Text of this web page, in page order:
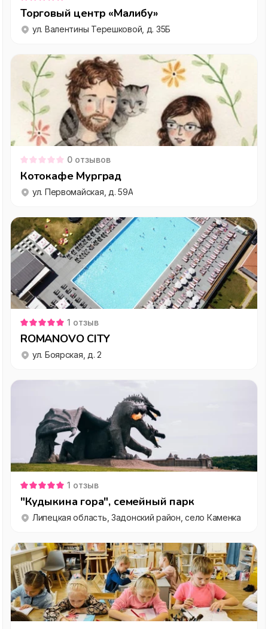
Торговый центр «Малибу»
ул. Валентины Терешковой, д. 35Б
0 отзывов
Котокафе Мурград
ул. Первомайская, д. 59А
1 отзыв
ROMANOVO CITY
ул. Боярская, д. 2
1 отзыв
"Кудыкина гора", семейный парк
Липецкая область, Задонский район, село Каменка